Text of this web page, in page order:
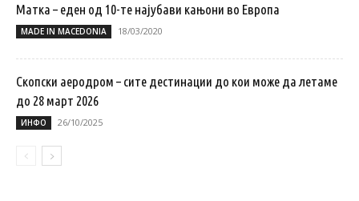
Матка – еден од 10-те најубави кањони во Европа
MADE IN MACEDONIA 18/03/2020
Скопски аеродром – сите дестинации до кои може да летаме
до 28 март 2026
ИНФО 26/10/2025